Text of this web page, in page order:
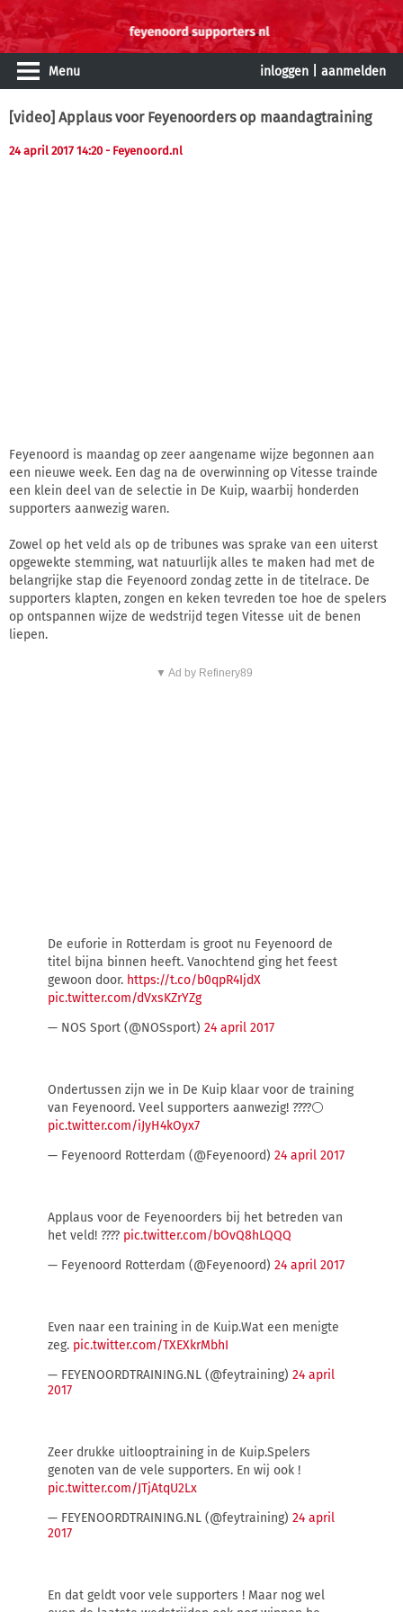
Menu inloggen aanmelden
[video] Applaus voor Feyenoorders op maandagtraining
24 april 2017 14:20 - Feyenoord.nl
Feyenoord is maandag op zeer aangename wijze begonnen aan
een nieuwe week. Een dag na de overwinning op Vitesse trainde
een klein deel van de selectie in De Kuip, waarbij honderden
supporters aanwezig waren.
Zowel op het veld als op de tribunes was sprake van een uiterst
opgewekte stemming, wat natuurlijk alles te maken had met de
belangrijke stap die Feyenoord zondag zette in de titelrace. De
supporters klapten, zongen en keken tevreden toe hoe de spelers
op ontspannen wijze de wedstrijd tegen Vitesse uit de benen
liepen.
▼ Ad by Refinery89
De euforie in Rotterdam is groot nu Feyenoord de
titel bijna binnen heeft. Vanochtend ging het feest
gewoon door. https://t.co/b0qpR4IjdX
pic.twitter.com/dVxsKZrYZg
— NOS Sport (@NOSsport) 24 april 2017
Ondertussen zijn we in De Kuip klaar voor de training
van Feyenoord. Veel supporters aanwezig! ????⚪️
pic.twitter.com/iJyH4kOyx7
— Feyenoord Rotterdam (@Feyenoord) 24 april 2017
Applaus voor de Feyenoorders bij het betreden van
het veld! ???? pic.twitter.com/bOvQ8hLQQQ
— Feyenoord Rotterdam (@Feyenoord) 24 april 2017
Even naar een training in de Kuip.Wat een menigte
zeg. pic.twitter.com/TXEXkrMbhI
— FEYENOORDTRAINING.NL (@feytraining) 24 april
2017
Zeer drukke uitlooptraining in de Kuip.Spelers
genoten van de vele supporters. En wij ook !
pic.twitter.com/JTjAtqU2Lx
— FEYENOORDTRAINING.NL (@feytraining) 24 april
2017
En dat geldt voor vele supporters ! Maar nog wel